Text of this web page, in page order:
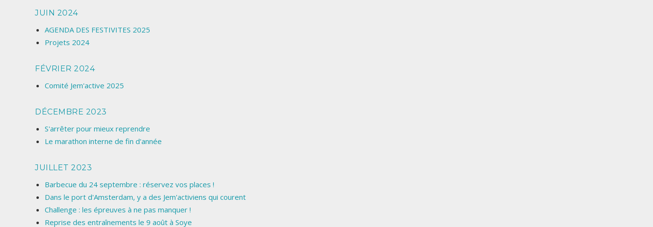
JUIN 2024
AGENDA DES FESTIVITES 2025
Projets 2024
FÉVRIER 2024
Comité Jem'active 2025
DÉCEMBRE 2023
S'arrêter pour mieux reprendre
Le marathon interne de fin d'année
JUILLET 2023
Barbecue du 24 septembre : réservez vos places !
Dans le port d'Amsterdam, y a des Jem'activiens qui courent
Challenge : les épreuves à ne pas manquer !
Reprise des entraînements le 9 août à Soye